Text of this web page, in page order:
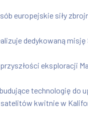
europejskie siły
dedykowaną misję
eksploracji
technologię do
kwitnie w